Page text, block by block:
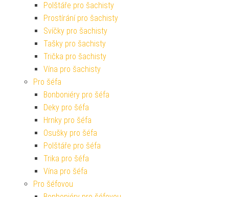
Polštáře pro šachisty
Prostírání pro šachisty
Svíčky pro šachisty
Tašky pro šachisty
Trička pro šachisty
Vína pro šachisty
Pro šéfa
Bonboniéry pro šéfa
Deky pro šéfa
Hrnky pro šéfa
Osušky pro šéfa
Polštáře pro šéfa
Trika pro šéfa
Vína pro šéfa
Pro šéfovou